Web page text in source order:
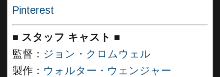
Pinterest
■ スタッフ キャスト ■
監督： ジョン・クロムウェル
製作： ウォルター・ウェンジャー